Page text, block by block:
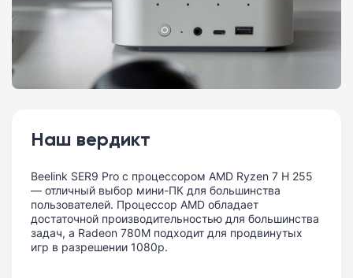
Наш вердикт
Beelink SER9 Pro с процессором AMD Ryzen 7 H 255
— отличный выбор мини-ПК для большинства
пользователей. Процессор AMD обладает
достаточной производительностью для большинства
задач, а Radeon 780M подходит для продвинутых
игр в разрешении 1080p.